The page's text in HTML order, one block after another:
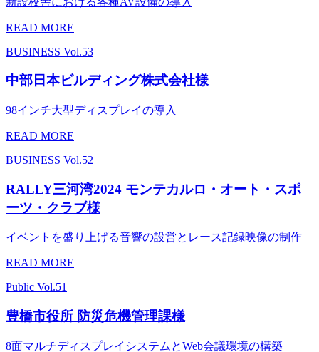
READ MORE
BUSINESS Vol.53
中部日本ビルディング株式会社様
98インチ大型ディスプレイの導入
READ MORE
BUSINESS Vol.52
RALLY三河湾2024 モンテカルロ・オート・スポ
ーツ・クラブ様
イベントを盛り上げる音響の設営とレース記録映像の制作
READ MORE
Public Vol.51
豊橋市役所 防災危機管理課様
8面マルチディスプレイシステムとWeb会議環境の構築